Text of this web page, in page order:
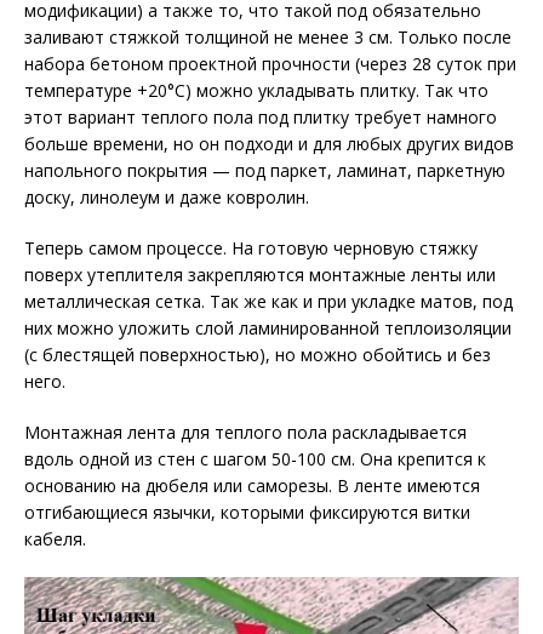
модификации) а также то, что такой под обязательно
заливают стяжкой толщиной не менее 3 см. Только после
набора бетоном проектной прочности (через 28 суток при
температуре +20°C) можно укладывать плитку. Так что
этот вариант теплого пола под плитку требует намного
больше времени, но он подходи и для любых других видов
напольного покрытия — под паркет, ламинат, паркетную
доску, линолеум и даже ковролин.
Теперь самом процессе. На готовую черновую стяжку
поверх утеплителя закрепляются монтажные ленты или
металлическая сетка. Так же как и при укладке матов, под
них можно уложить слой ламинированной теплоизоляции
(с блестящей поверхностью), но можно обойтись и без
него.
Монтажная лента для теплого пола раскладывается
вдоль одной из стен с шагом 50-100 см. Она крепится к
основанию на дюбеля или саморезы. В ленте имеются
отгибающиеся язычки, которыми фиксируются витки
кабеля.